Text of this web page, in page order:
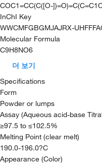
COC1=CC(C([O-
InChI Key
WWCMFGBGMJAJRX-
Molecular Formula
C9H8NO6
더 보기
Specifications
Form
Powder or lumps
Assay (Aqueous acid-base
≥97.5 to ≤102.5%
Melting Point (clear melt)
190.0-196.0?C
Appearance (Color)